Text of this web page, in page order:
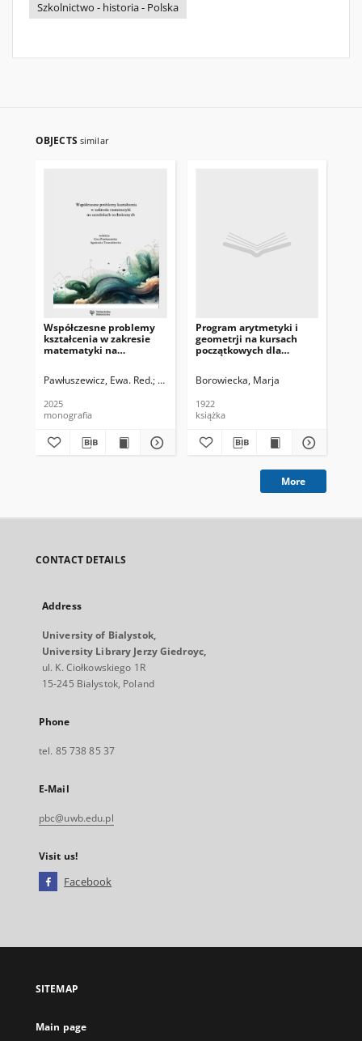
Szkolnictwo - historia - Polska
OBJECTS similar
Współczesne problemy
kształcenia w zakresie
matematyki na
Pawłuszewicz, Ewa. Red. Tereszkiewicz, Agnieszka. Red.
2025
monografia
Program arytmetyki i
geometrji na kursach
początkowych dla
Borowiecka, Marja
1922
książka
More
CONTACT DETAILS
Address
University of Bialystok,
University Library Jerzy Giedroyc,
ul. K. Ciołkowskiego 1R
15-245 Bialystok, Poland
Phone
tel. 85 738 85 37
E-Mail
pbc@uwb.edu.pl
Visit us!
Facebook
open
new
SITEMAP
Main page